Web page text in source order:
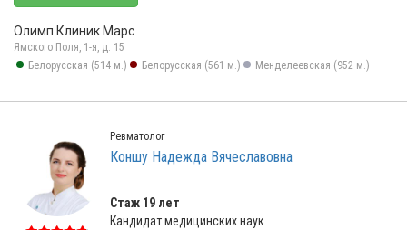
Олимп Клиник Марс
Ямского Поля, 1-я, д. 15
Белорусская (514 м.)
Белорусская (561 м.) Менделеевская (952 м.)
Ревматолог
Коншу Надежда Вячеславовна
Стаж 19 лет
Кандидат медицинских наук